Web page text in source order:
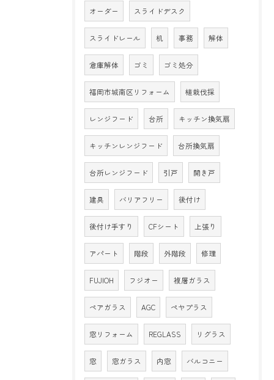
オーダー スライドデスク
スライドレール 机 事務 解体
倉庫解体 ゴミ ゴミ処分
福岡市城南区リフォーム 植栽伐採
レンジフード 台所 キッチン換気扇
キッチンレンジフード 台所換気扇
台所レンジフード 引戸 開き戸
建具 バリアフリー 後付け
後付け手すり CFシート 上張り
アパート 階段 外階段 修理
FUJIOH フジオー 複層ガラス
ペアガラス AGC ペヤプラス
窓リフォーム REGLASS リグラス
窓 窓ガラス 内窓 バルコニー